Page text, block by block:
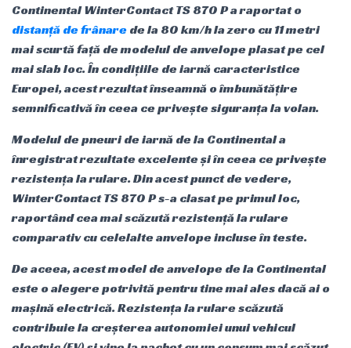
Continental WinterContact TS 870 P a raportat o
distanță de frânarede la 80 km/h la zero cu 11 metri
mai scurtă față de modelul de anvelope plasat pe cel
mai slab loc. În condițiile de iarnă caracteristice
Europei, acest rezultat înseamnă o îmbunătățire
semnificativă în ceea ce privește siguranța la volan.
Modelul de pneuri de iarnă de la Continental a
înregistrat rezultate excelente și în ceea ce privește
rezistența la rulare. Din acest punct de vedere,
WinterContact TS 870 P s-a clasat pe primul loc,
raportând cea mai scăzută rezistență la rulare
comparativ cu celelalte anvelope incluse în teste.
De aceea, acest model de anvelope de la Continental
este o alegere potrivită pentru tine mai ales dacă ai o
mașină electrică. Rezistența la rulare scăzută
contribuie la creșterea autonomiei unui vehicul